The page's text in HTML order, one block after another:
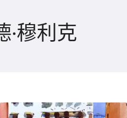
VI
·穆利克